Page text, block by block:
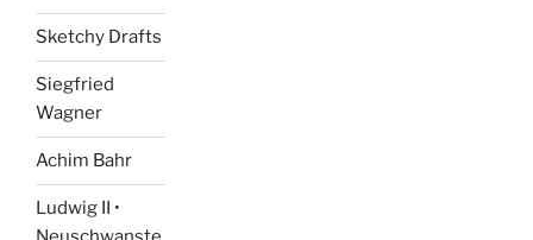
Sketchy Drafts
Siegfried
Wagner
Achim Bahr
Ludwig II •